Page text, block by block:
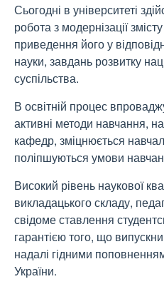
Сьогодні в університеті
робота з модернізації
приведення його у
науки, завдань розвитку
суспільства.
В освітній процес
активні методи навчання,
кафедр, зміцнюється
поліпшуються умови
Високий рівень наукової
викладацького складу,
свідоме ставлення
гарантією того, що
надалі гідними
України.